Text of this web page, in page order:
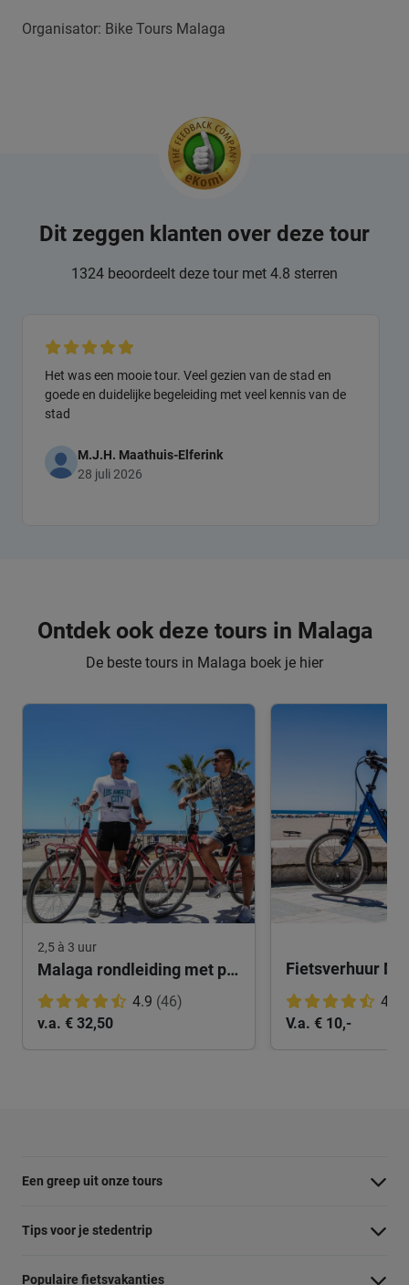
Organisator: Bike Tours Malaga
Dit zeggen klanten over deze tour
1324 beoordeelt deze tour met 4.8 sterren
Het was een mooie tour. Veel gezien van de stad en
goede en duidelijke begeleiding met veel kennis van de
stad
M.J.H. Maathuis-Elferink
28 juli 2026
Ontdek ook deze tours in Malaga
De beste tours in Malaga boek je hier
2,5 à 3 uur
Malaga rondleiding met privégids
4.9 (46)
v.a. € 32,50
Fietsverhuur
4.8
V.a. € 10,-
Een greep uit onze tours
Barcelona Panorama tour
Tips voor je stedentrip
Wat te doen in Amsterdam
Populaire fietsvakanties